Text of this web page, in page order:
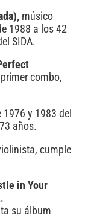
músico
1988 a los 42
SIDA.
combo,
1976 y 1983 del
años.
cumple
in Your
su álbum